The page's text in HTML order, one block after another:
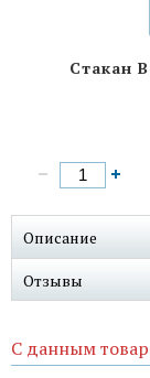
Стакан
Описание
Отзывы
С данным